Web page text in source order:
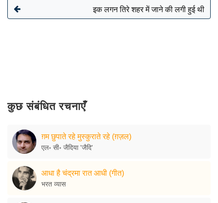
इक लगन तिरे शहर में जाने की लगी हुई थी
कुछ संबंधित रचनाएँ
ग़म छुपाते रहे मुस्कुराते रहे (ग़ज़ल)
एल॰ सी॰ जैदिया 'जैदि'
आधा है चंद्रमा रात आधी (गीत)
भरत व्यास